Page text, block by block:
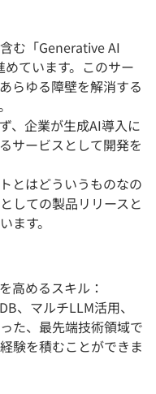
む「Generative AI
ています。このサー
らゆる障壁を解消する
、企業が生成AI導入に
サービスとして開発を
とはどういうものなの
しての製品リリースと
ます。
高めるスキル：
、マルチLLM活用、
た、最先端技術領域で
験を積むことができま